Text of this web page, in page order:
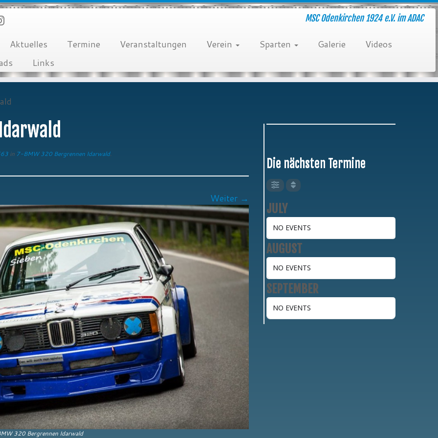
MSC Odenkirchen 1924 e.V. im ADAC
Aktuelles Termine Veranstaltungen Verein Sparten Galerie
Videos
Links
in 7-BMW 320 Bergrennen Idarwald.
Weiter →
320 Bergrennen Idarwald
Die nächsten Termine
JULY
NO EVENTS
AUGUST
NO EVENTS
SEPTEMBER
NO EVENTS